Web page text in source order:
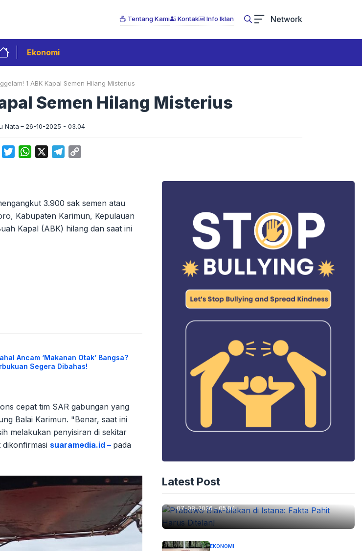
Tentang Kami Kontak Info Iklan Network
Ekonomi
1 ABK Kapal Semen Hilang Misterius
Semen Hilang Misterius
Nata 26-10-2025 - 03.04
FacebookTwitterWhatsApp Telegram
3.900 sak semen atau
Kabupaten Karimun, Kepulauan
Kapal (ABK) hilang dan saat ini
Ancam ‘Makanan Otak’ Bangsa?
Segera Dibahas!
cepat tim SAR gabungan yang
Balai Karimun. "Benar, saat ini
melakukan penyisiran di sekitar
dikonfirmasi suaramedia.id – pada
Latest Post
Prabowo Blak-blakan di Istana: Fakta
07-08-2026 - 05.04
EKONOMI